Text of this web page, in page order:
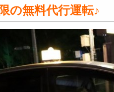
の無料代行運転♪